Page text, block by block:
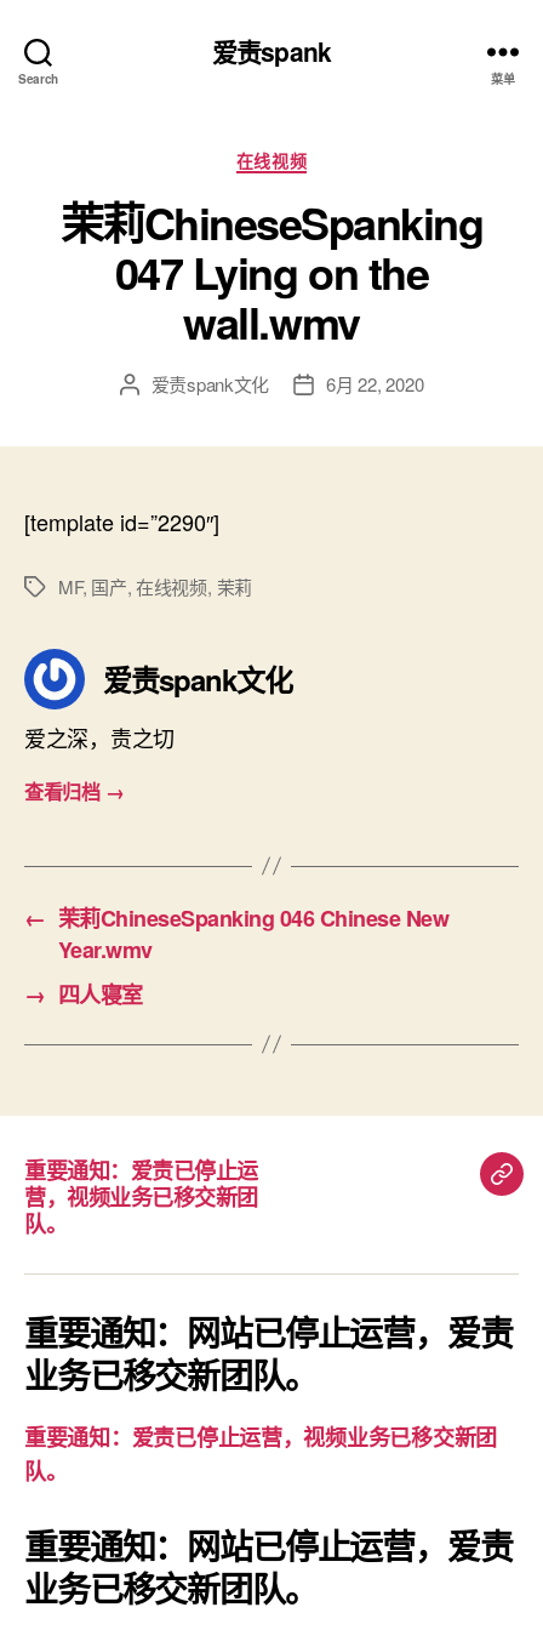
Search
爱责spank
菜单
分
类
在线视频
茉莉ChineseSpanking
047 Lying on the
wall.wmv
文 爱责spank文化
发 6月 22, 2020
[template id=”2290″]
标
MF, 国产,在线视频, 茉莉
爱责spank文化
爱之深，责之切
查看归档 →
← 茉莉ChineseSpanking 046 Chinese New
Year.wmv
→ 四人寝室
重要通知：爱责已停止运
营，视频业务已移交新团
队。
重
知：
爱
责
视
重要通知：网站已停止运营，爱责
业务已移交新团队。
重要通知：爱责已停止运营，视频业务已移交新团
队。
重要通知：网站已停止运营，爱责
业务已移交新团队。